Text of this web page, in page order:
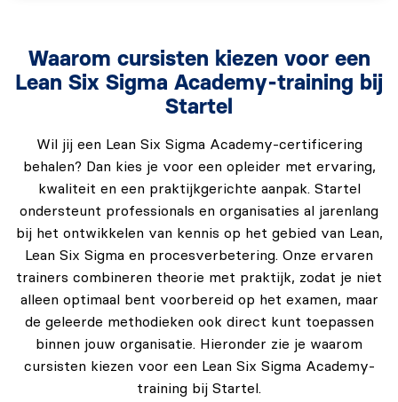
Waarom cursisten kiezen voor een
Lean Six Sigma Academy-training bij
Startel
Wil jij een Lean Six Sigma Academy-certificering
behalen? Dan kies je voor een opleider met ervaring,
kwaliteit en een praktijkgerichte aanpak. Startel
ondersteunt professionals en organisaties al jarenlang
bij het ontwikkelen van kennis op het gebied van Lean,
Lean Six Sigma en procesverbetering. Onze ervaren
trainers combineren theorie met praktijk, zodat je niet
alleen optimaal bent voorbereid op het examen, maar
de geleerde methodieken ook direct kunt toepassen
binnen jouw organisatie. Hieronder zie je waarom
cursisten kiezen voor een Lean Six Sigma Academy-
training bij Startel.